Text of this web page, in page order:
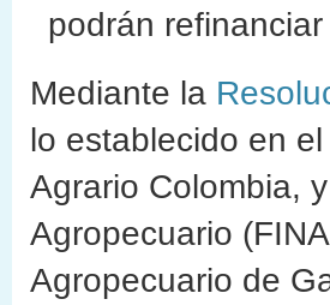
podrán
Mediante la
lo establecido en el
Agrario Colombia,
Agropecuario
Agropecuario de